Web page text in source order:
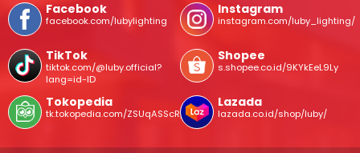
Facebook
facebook.com/lubylighting
Instagram
instagram.com/luby_lighting/
TikTok
tiktok.com/@luby.official?
lang=id-ID
Shopee
s.shopee.co.id/9KYkEeL9Ly
Tokopedia
tk.tokopedia.com/ZSUqASScR/
Lazada
lazada.co.id/shop/luby/